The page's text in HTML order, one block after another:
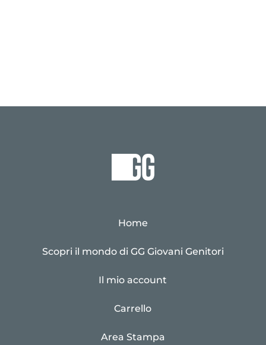
Home
Scopri il mondo di GG Giovani Genitori
Il mio account
Carrello
Area Stampa